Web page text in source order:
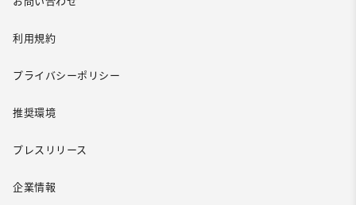
利用規約
プライバシーポリシー
推奨環境
プレスリリース
企業情報